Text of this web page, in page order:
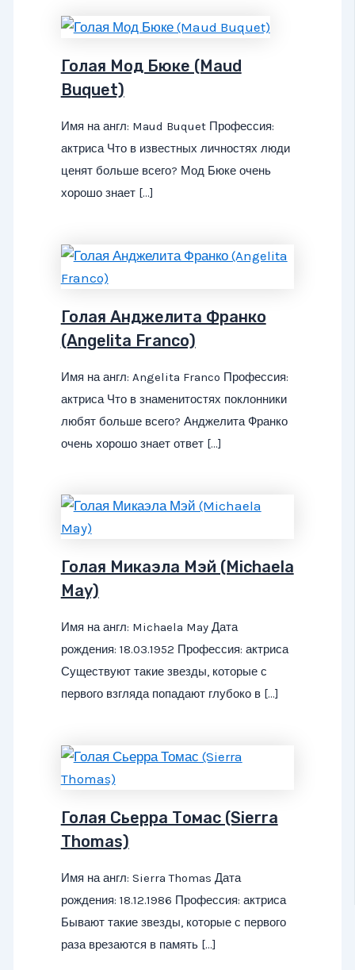
Голая Мод Бюке (Maud
Buquet)
Имя на англ: Maud Buquet Профессия:
актриса Что в известных личностях люди
ценят больше всего? Мод Бюке очень
хорошо знает […]
Голая Анджелита Франко
(Angelita Franco)
Имя на англ: Angelita Franco Профессия:
актриса Что в знаменитостях поклонники
любят больше всего? Анджелита Франко
очень хорошо знает ответ […]
Голая Микаэла Мэй (Michaela
May)
Имя на англ: Michaela May Дата
рождения: 18.03.1952 Профессия: актриса
Существуют такие звезды, которые с
первого взгляда попадают глубоко в […]
Голая Сьерра Томас (Sierra
Thomas)
Имя на англ: Sierra Thomas Дата
рождения: 18.12.1986 Профессия: актриса
Бывают такие звезды, которые с первого
раза врезаются в память […]